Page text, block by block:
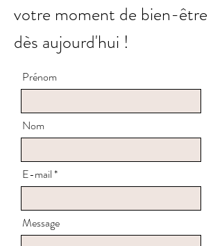
votre moment de bien-être
dès aujourd'hui !
Prénom
Nom
E-mail
Message